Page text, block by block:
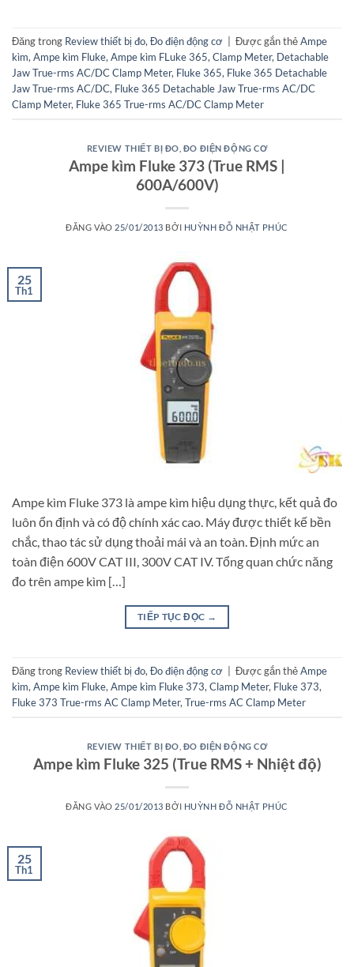
Đăng trong Review thiết bị đo, Đo điện động cơ Được gắn thẻAmpe
kìm, Ampe kìm Fluke, Ampe kìm FLuke 365, Clamp Meter, Detachable
Jaw True-rms AC/DC Clamp Meter, Fluke 365, Fluke 365 Detachable
Jaw True-rms AC/DC, Fluke 365 Detachable Jaw True-rms AC/DC
Clamp Meter, Fluke 365 True-rms AC/DC Clamp Meter
REVIEW THIẾT BỊ ĐO ĐO ĐIỆN ĐỘNG CƠ
Ampe kìm Fluke 373 (True RMS |
600A/600V)
ĐĂNG VÀO 25/01/2013 BỞI HUỲNH ĐỖ NHẬT PHÚC
25
Th1
Ampe kìm Fluke 373 là ampe kìm hiệu dụng thực, kết quả đo
luôn ổn định và có độ chính xác cao. Máy được thiết kế bền
chắc, thao tác sử dụng thoải mái và an toàn. Định mức an
toàn điện 600V CAT III, 300V CAT IV. Tổng quan chức năng
đo trên ampe kìm […]
TIẾP TỤC ĐỌC →
Đăng trong Review thiết bị đo,Đo điện động cơ Được gắn thẻAmpe
kìm,Ampe kìm Fluke,Ampe kìm Fluke 373,Clamp Meter, Fluke 373,
Fluke 373 True-rms AC Clamp Meter,True-rms AC Clamp Meter
REVIEW THIẾT BỊ ĐO ĐO ĐIỆN ĐỘNG CƠ
Ampe kìm Fluke 325 (True RMS + Nhiệt độ)
ĐĂNG VÀO 25/01/2013 BỞI HUỲNH ĐỖ NHẬT PHÚC
25
Th1